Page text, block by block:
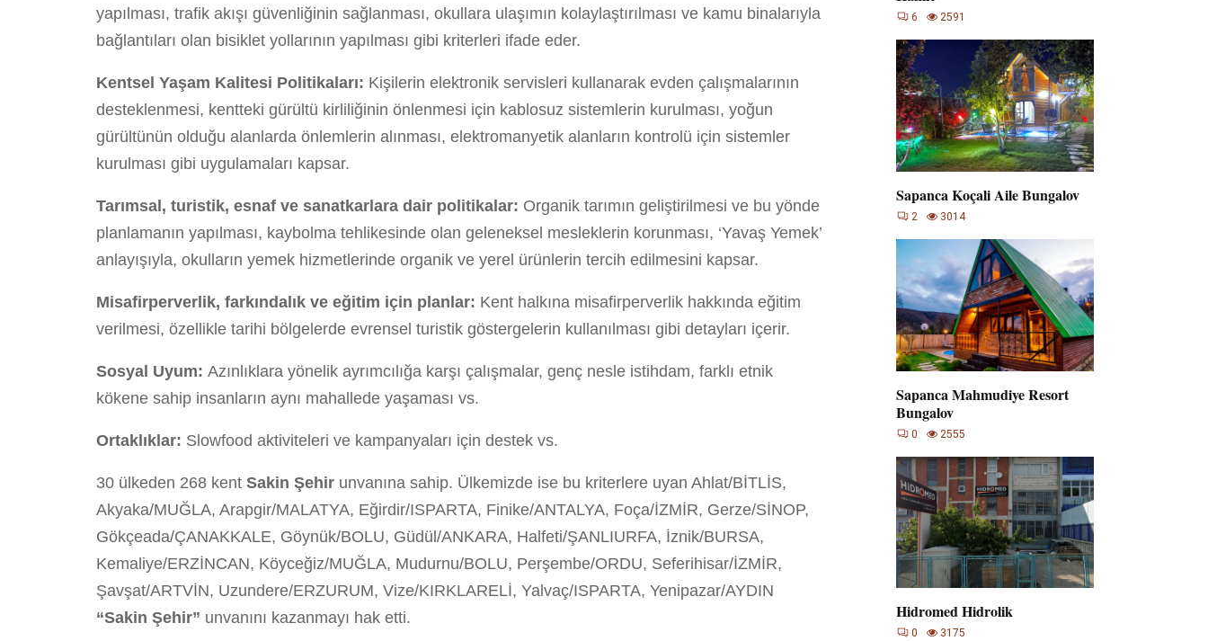
yapılması, trafik akışı güvenliğinin sağlanması, okullara ulaşımın kolaylaştırılması ve kamu binalarıyla
bağlantıları olan bisiklet yollarının yapılması gibi kriterleri ifade eder.
Kentsel Yaşam Kalitesi Politikaları: Kişilerin elektronik servisleri kullanarak evden çalışmalarının
desteklenmesi, kentteki gürültü kirliliğinin önlenmesi için kablosuz sistemlerin kurulması, yoğun
gürültünün olduğu alanlarda önlemlerin alınması, elektromanyetik alanların kontrolü için sistemler
kurulması gibi uygulamaları kapsar.
Tarımsal, turistik, esnaf ve sanatkarlara dair politikalar: Organik tarımın geliştirilmesi ve bu yönde
planlamanın yapılması, kaybolma tehlikesinde olan geleneksel mesleklerin korunması, ‘Yavaş Yemek’
anlayışıyla, okulların yemek hizmetlerinde organik ve yerel ürünlerin tercih edilmesini kapsar.
Misafirperverlik, farkındalık ve eğitim için planlar: Kent halkına misafirperverlik hakkında eğitim
verilmesi, özellikle tarihi bölgelerde evrensel turistik göstergelerin kullanılması gibi detayları içerir.
Sosyal Uyum: Azınlıklara yönelik ayrımcılığa karşı çalışmalar, genç nesle istihdam, farklı etnik
kökene sahip insanların aynı mahallede yaşaması vs.
Ortaklıklar: Slowfood aktiviteleri ve kampanyaları için destek vs.
30 ülkeden 268 kent Sakin Şehir unvanına sahip. Ülkemizde ise bu kriterlere uyan Ahlat/BİTLİS,
Akyaka/MUĞLA, Arapgir/MALATYA, Eğirdir/ISPARTA, Finike/ANTALYA, Foça/İZMİR, Gerze/SİNOP,
Gökçeada/ÇANAKKALE, Göynük/BOLU, Güdül/ANKARA, Halfeti/ŞANLIURFA, İznik/BURSA,
Kemaliye/ERZİNCAN, Köyceğiz/MUĞLA, Mudurnu/BOLU, Perşembe/ORDU, Seferihisar/İZMİR,
Şavşat/ARTVİN, Uzundere/ERZURUM, Vize/KIRKLARELİ, Yalvaç/ISPARTA, Yenipazar/AYDIN
“Sakin Şehir” unvanını kazanmayı hak etti.
6 2591
Sapanca Koçali Aile Bungalov
2 3014
Sapanca Mahmudiye Resort
Bungalov
0 2555
Hidromed Hidrolik
0 3175